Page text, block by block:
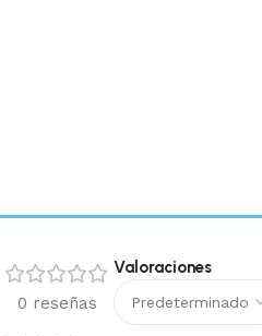
0 reseñas
Valoraciones